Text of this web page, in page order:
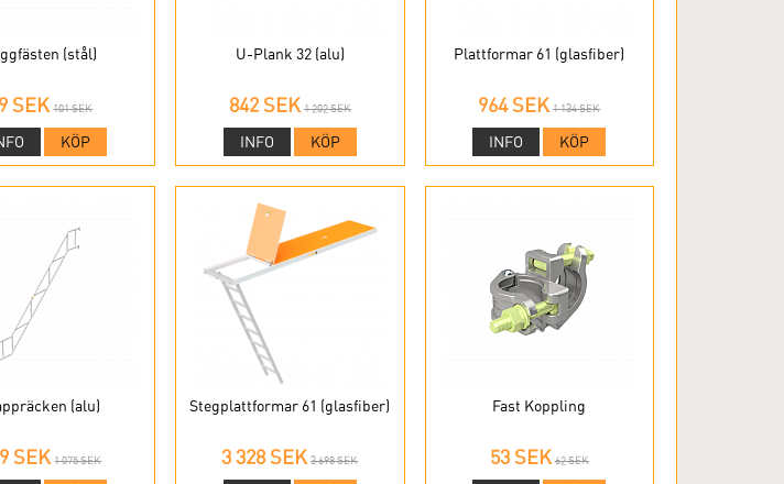
(stål)
SEK 101 SEK
KÖP
U-Plank 32 (alu)
842 SEK 1 202 SEK
INFO KÖP
Plattformar 61 (glasfiber)
964 SEK 1 134 SEK
INFO KÖP
(alu)
SEK 1 075 SEK
Stegplattformar 61 (glasfiber)
3 328 SEK 3 698 SEK
Fast Koppling
53 SEK 62 SEK